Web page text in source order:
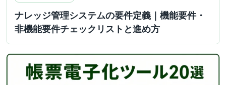
ナレッジ管理システムの要件定義｜機能要件・
非機能要件チェックリストと進め方